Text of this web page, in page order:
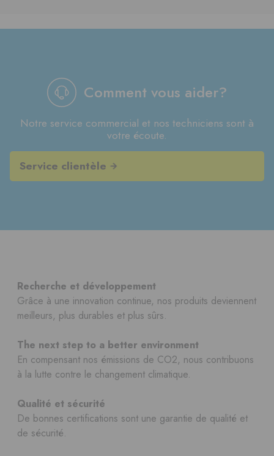
Comment vous aider?
Notre service commercial et nos techniciens sont à
votre écoute.
Service clientèle
Recherche et développement
Grâce à une innovation continue, nos produits deviennent
meilleurs, plus durables et plus sûrs.
The next step to a better environment
En compensant nos émissions de CO2, nous contribuons
à la lutte contre le changement climatique.
Qualité et sécurité
De bonnes certifications sont une garantie de qualité et
de sécurité.